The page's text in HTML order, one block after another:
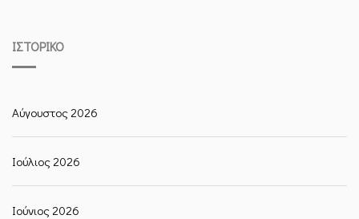
ΙΣΤΟΡΙΚΌ
Αύγουστος 2026
Ιούλιος 2026
Ιούνιος 2026